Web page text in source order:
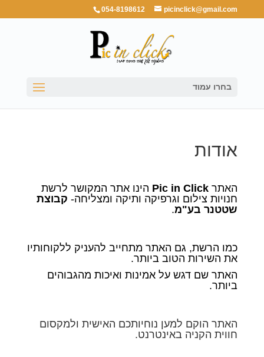
054-8198612 picinclick@gmail.com
בחרו עמוד
אודות
האתרPic in Click
הינו אתר המקושר לרשת
חנויות צילום וגרפיקה ותיקה ומצליחה-קבוצת
שטטנר בע"מ.
כמו הרשת, גם האתר מתחייב להעניק ללקוחותיו
את השירות הטוב ביותר.
האתר שם דגש על אמינות ואיכות מהגבוהים
ביותר.
האתר הוקם למען נוחיותכם האישית ולמקסום
חווית הקניה באינטרנט.